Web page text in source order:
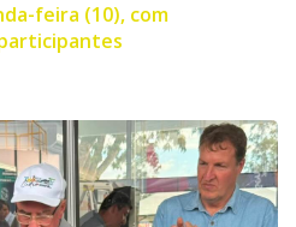
feira (10), com